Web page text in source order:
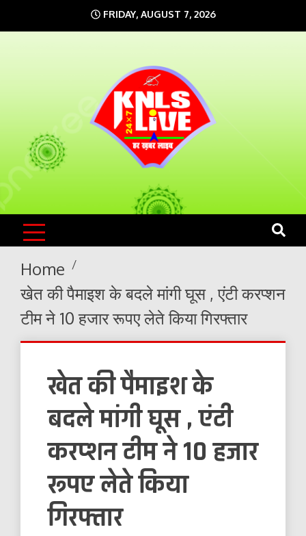
to
FRIDAY, AUGUST 7, 2026
KNLS LIVE
India`s No.1 News Portal
Home
खेत की पैमाइश के बदले मांगी घूस , एंटी करप्शन
टीम ने 10 हजार रूपए लेते किया गिरफ्तार
खेत की पैमाइश के
बदले मांगी घूस , एंटी
करप्शन टीम ने 10 हजार
रूपए लेते किया
गिरफ्तार